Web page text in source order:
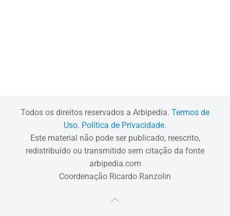
Todos os direitos reservados a Arbipedia. Termos de
Uso. Política de Privacidade.
Este material não pode ser publicado, reescrito,
redistribuído ou transmitido sem citação da fonte
arbipedia.com
Coordenação Ricardo Ranzolin